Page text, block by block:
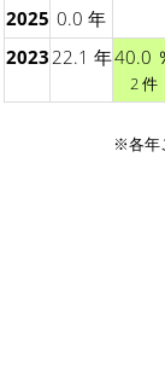
2025 0.0 年
2023 22.1 年40.0
2 件
※各年